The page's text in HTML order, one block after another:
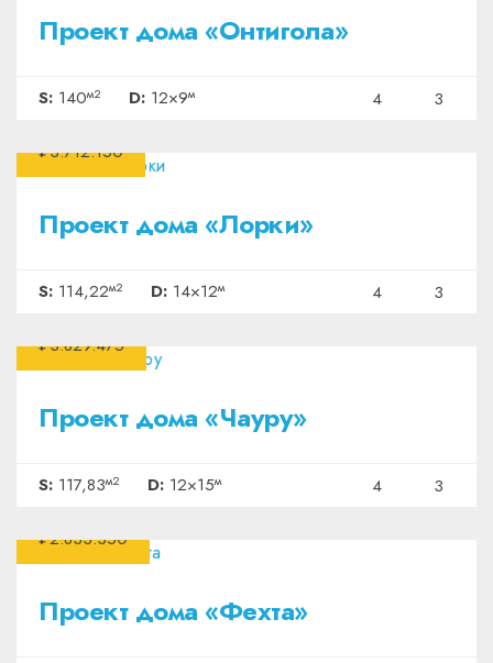
Проект дома «Онтигола»
S: 140м2 D: 12×9м 4 3
₽3.712.150
Проект дома «Лорки»
S: 114,22м2 D: 14×12м 4 3
₽3.829.475
Проект дома «Чауру»
S: 117,83м2 D: 12×15м 4 3
₽2.833.350
Проект дома «Фехта»